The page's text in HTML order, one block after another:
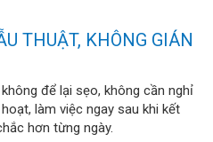
THUẬT, KHÔNG GIÁN
để lại sẹo, không cần nghỉ
làm việc ngay sau khi kết
hơn từng ngày.